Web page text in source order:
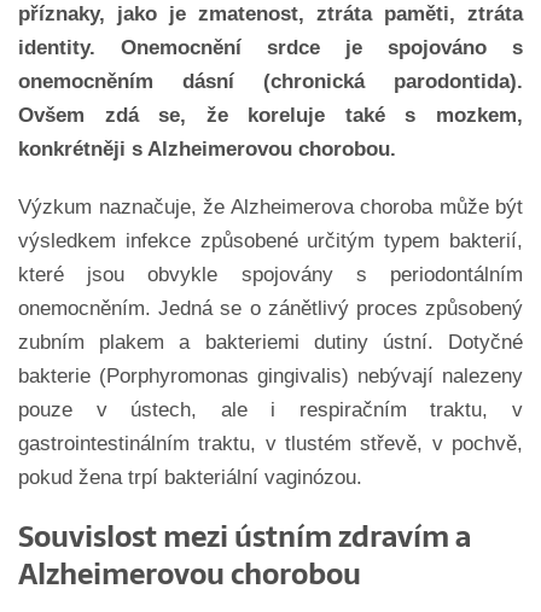
příznaky, jako je zmatenost, ztráta paměti, ztráta
identity. Onemocnění srdce je spojováno s
onemocněním dásní (chronická parodontida).
Ovšem zdá se, že koreluje také s mozkem,
konkrétněji s Alzheimerovou chorobou.
Výzkum naznačuje, že Alzheimerova choroba může být
výsledkem infekce způsobené určitým typem bakterií,
které jsou obvykle spojovány s periodontálním
onemocněním. Jedná se o zánětlivý proces způsobený
zubním plakem a bakteriemi dutiny ústní. Dotyčné
bakterie (Porphyromonas gingivalis) nebývají nalezeny
pouze v ústech, ale i respiračním traktu, v
gastrointestinálním traktu, v tlustém střevě, v pochvě,
pokud žena trpí bakteriální vaginózou.
Souvislost mezi ústním zdravím a
Alzheimerovou chorobou